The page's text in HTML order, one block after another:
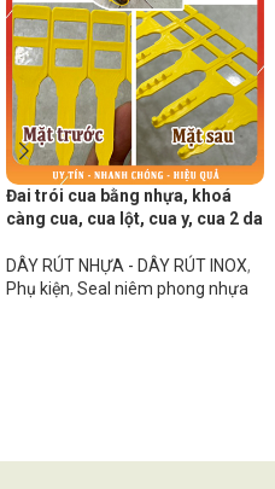
Đai trói cua bằng nhựa, khoá
càng cua, cua lột, cua y, cua 2 da
DÂY RÚT NHỰA - DÂY RÚT INOX,
Phụ kiện, Seal niêm phong nhựa